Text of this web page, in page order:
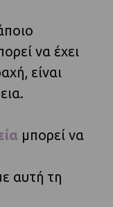
να έχει
είναι
μπορεί να
αυτή τη